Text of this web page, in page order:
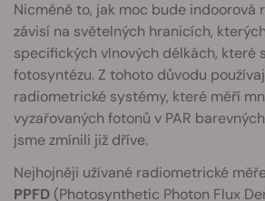
Nicméně to, jak moc bude indoorová
závisí na světelných hranicích,
specifických vlnových délkách, které
fotosyntézu. Z tohoto důvodu
radiometrické systémy, které měří
vyzařovaných fotonů v PAR
jsme zmínili již dříve.
Nejhojněji užívané radiometrické
PPFD (Photosynthetic Photon Flux